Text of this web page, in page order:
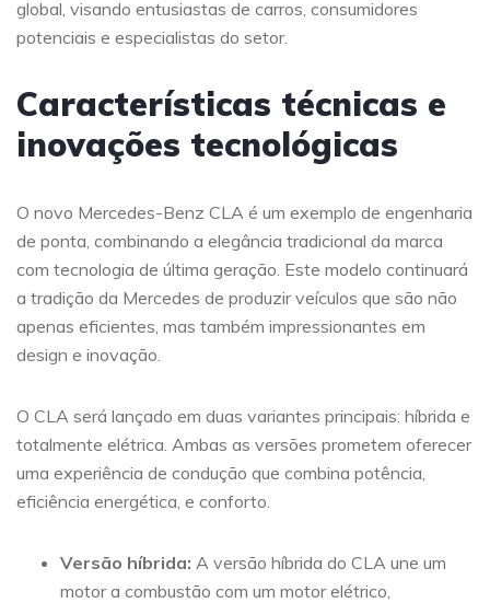
global, visando entusiastas de carros, consumidores
potenciais e especialistas do setor.
Características técnicas e
inovações tecnológicas
O novo Mercedes-Benz CLA é um exemplo de engenharia
de ponta, combinando a elegância tradicional da marca
com tecnologia de última geração. Este modelo continuará
a tradição da Mercedes de produzir veículos que são não
apenas eficientes, mas também impressionantes em
design e inovação.
O CLA será lançado em duas variantes principais: híbrida e
totalmente elétrica. Ambas as versões prometem oferecer
uma experiência de condução que combina potência,
eficiência energética, e conforto.
Versão híbrida: A versão híbrida do CLA une um
motor a combustão com um motor elétrico,